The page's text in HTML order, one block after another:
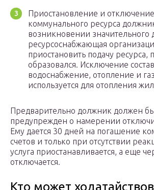
Приостановление и
коммунального ресурса
возникновении значительного
ресурсоснабжающая
приостановить подачу ресурса,
образовался. Исключение
водоснабжение, отопление и
используется для отопления
Предварительно должник должен
предупрежден о намерении
Ему дается 30 дней на погашение
счетов и только при отсутствии
услуга приостанавливается, а еще
отключается.
Кто может